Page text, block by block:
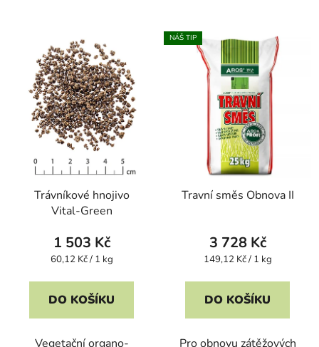
Trávníkové hnojivo
Vital-Green
1 503 Kč
Měrná
60,12 Kč / 1 kg
DO KOŠÍKU
Vegetační organo-
NÁŠ TIP
Travní směs Obnova II
3 728 Kč
Měrná
149,12 Kč / 1 kg
DO KOŠÍKU
Pro obnovu zátěžových